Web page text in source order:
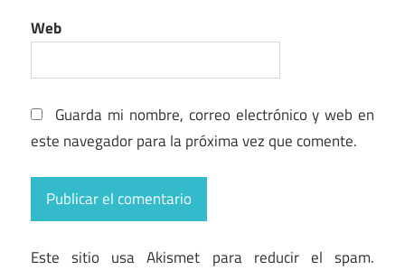
Web
Guarda mi nombre, correo electrónico y web en
este navegador para la próxima vez que comente.
Este sitio usa Akismet para reducir el spam.